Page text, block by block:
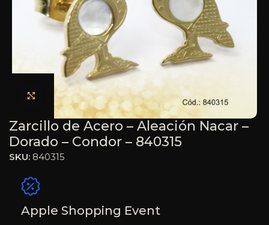
Haga clic para ampliar
Zarcillo de Acero – Aleación Nacar –
Dorado – Condor – 840315
SKU: 840315
Apple Shopping Event